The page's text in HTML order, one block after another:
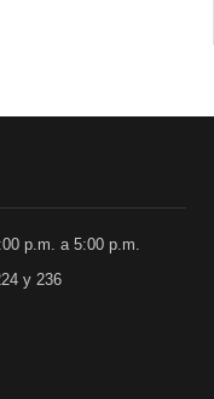
p.m. a 5:00 p.m.
y 236